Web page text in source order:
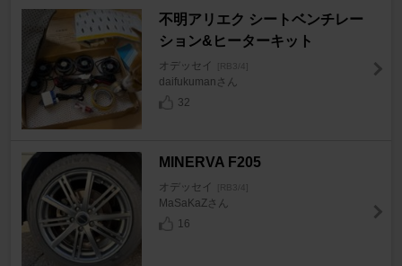
不明アリエク シートベンチレー
ション&ヒーターキット
オデッセイ [RB3/4]
daifukumanさん
32
MINERVA F205
オデッセイ [RB3/4]
MaSaKaZさん
16